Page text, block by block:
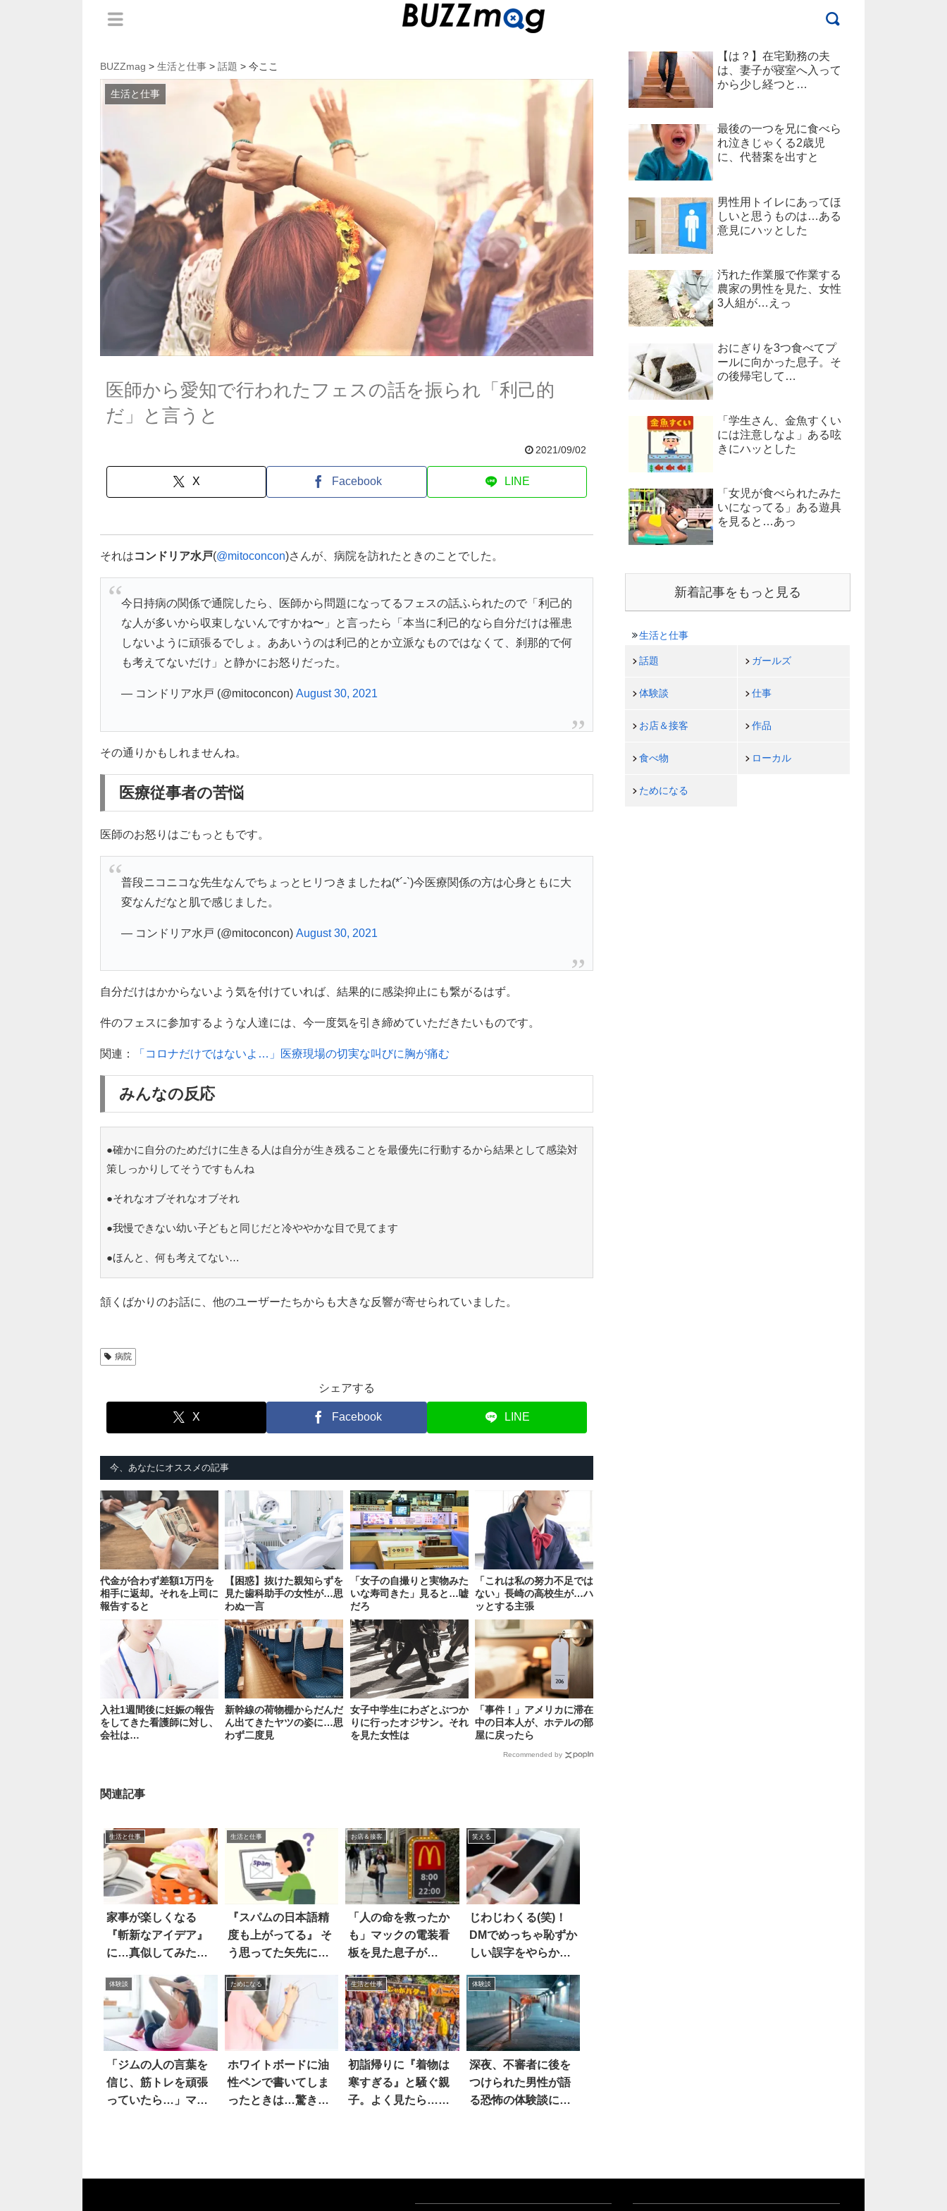
BUZZmag > 生活と仕事 > 話題 > 今ここ
生活と仕事
医師から愛知で行われたフェスの話を振られ「利己的
だ」と言うと
2021/09/02
X Facebook LINE
それはコンドリア水戸(@mitoconcon)さんが、病院を訪れたときのことでした。
今日持病の関係で通院したら、医師から問題になってるフェスの話ふられたので「利己的
な人が多いから収束しないんですかね〜」と言ったら「本当に利己的なら自分だけは罹患
しないように頑張るでしょ。ああいうのは利己的とか立派なものではなくて、刹那的で何
も考えてないだけ」と静かにお怒りだった。
— コンドリア水戸 (@mitoconcon) August 30, 2021
その通りかもしれませんね。
医療従事者の苦悩
医師のお怒りはごもっともです。
普段ニコニコな先生なんでちょっとヒリつきましたね(*´-`)今医療関係の方は心身ともに大
変なんだなと肌で感じました。
— コンドリア水戸 (@mitoconcon) August 30, 2021
自分だけはかからないよう気を付けていれば、結果的に感染抑止にも繋がるはず。
件のフェスに参加するような人達には、今一度気を引き締めていただきたいものです。
関連： 「コロナだけではないよ…」医療現場の切実な叫びに胸が痛む
みんなの反応
●確かに自分のためだけに生きる人は自分が生き残ることを最優先に行動するから結果として感染対
策しっかりしてそうですもんね
●それなオブそれなオブそれ
●我慢できない幼い子どもと同じだと冷ややかな目で見てます
●ほんと、何も考えてない…
頷くばかりのお話に、他のユーザーたちからも大きな反響が寄せられていました。
病院
シェアする
X Facebook LINE
今、あなたにオススメの記事
代金が合わず差額1万円を
相手に返却。それを上司に
報告すると
【困惑】抜けた親知らずを
見た歯科助手の女性が…思
わぬ一言
「女子の自撮りと実物みた
いな寿司きた」見ると…嘘
だろ
「これは私の努力不足では
ない」長崎の高校生が…ハ
ッとする主張
入社1週間後に妊娠の報告
をしてきた看護師に対し、
会社は…
新幹線の荷物棚からだんだ
ん出てきたヤツの姿に…思
わず二度見
女子中学生にわざとぶつか
りに行ったオジサン。それ
を見た女性は
「事件！」アメリカに滞在
中の日本人が、ホテルの部
屋に戻ったら
Recommended by
関連記事
生活と仕事
家事が楽しくなる
『斬新なアイデア』
に…真似してみたい
生活と仕事
『スパムの日本語精
度も上がってる』 そ
う思ってた矢先に来
お店＆接客
「人の命を救ったか
も」マックの電装看
板を見た息子が…
笑える
じわじわくる(笑)！
DMでめっちゃ恥ずか
しい誤字をやらかし
体験談
「ジムの人の言葉を
信じ、筋トレを頑張
っていたら…」マジ
ためになる
ホワイトボードに油
性ペンで書いてしま
ったときは…驚きの
生活と仕事
初詣帰りに『着物は
寒すぎる』と騒ぐ親
子。よく見たら…そ
体験談
深夜、不審者に後を
つけられた男性が語
る恐怖の体験談に…
【は？】在宅勤務の夫
は、妻子が寝室へ入って
から少し経つと…
最後の一つを兄に食べら
れ泣きじゃくる2歳児
に、代替案を出すと
男性用トイレにあってほ
しいと思うものは…ある
意見にハッとした
汚れた作業服で作業する
農家の男性を見た、女性
3人組が…えっ
おにぎりを3つ食べてプ
ールに向かった息子。そ
の後帰宅して…
「学生さん、金魚すくい
には注意しなよ」ある呟
きにハッとした
「女児が食べられたみた
いになってる」ある遊具
を見ると…あっ
新着記事をもっと見る
生活と仕事
話題 ガールズ
体験談 仕事
お店＆接客 作品
食べ物 ローカル
ためになる